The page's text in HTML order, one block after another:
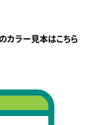
カラー見本はこちら